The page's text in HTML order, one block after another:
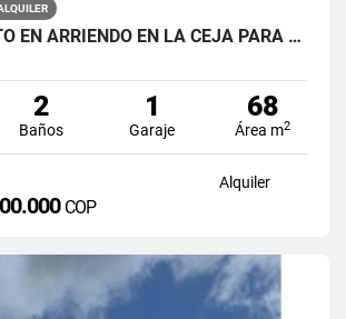
APARTAMENTO EN ARRIENDO EN LA CEJA PARA ESTRENAR EN UNIDAD CERRADA.
2
Baños
1
Garaje
68
Área m2
Alquiler
COP